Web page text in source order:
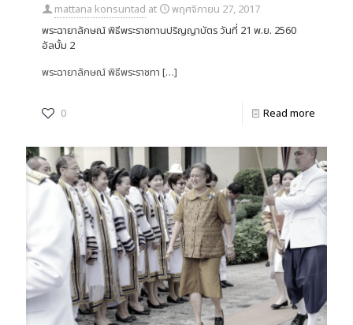
mattana konsuntad at
พฤศจิกายน 27, 2017
พระฉายาลักษณ์ พิธีพระราชทานปริญญาบัตร วันที่ 21 พ.ย. 2560
อัลบั้ม 2
พระฉายาลักษณ์ พิธีพระราชทา […]
0 Read more